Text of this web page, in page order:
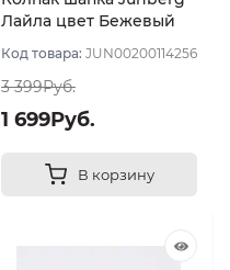
Лайла цвет Бежевый
Код товара: JUN00200114256
3 399Руб.
1 699Руб.
В корзину